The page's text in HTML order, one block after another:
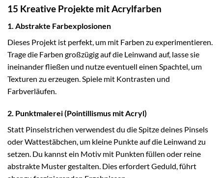
15 Kreative Projekte mit Acrylfarben
1. Abstrakte Farbexplosionen
Dieses Projekt ist perfekt, um mit Farben zu experimentieren.
Trage die Farben großzügig auf die Leinwand auf, lasse sie
ineinander fließen und nutze eventuell einen Spachtel, um
Texturen zu erzeugen. Spiele mit Kontrasten und
Farbverläufen.
2. Punktmalerei (Pointillismus mit Acryl)
Statt Pinselstrichen verwendest du die Spitze deines Pinsels
oder Wattestäbchen, um kleine Punkte auf die Leinwand zu
setzen. Du kannst ein Motiv mit Punkten füllen oder reine
abstrakte Muster gestalten. Dies erfordert Geduld, führt